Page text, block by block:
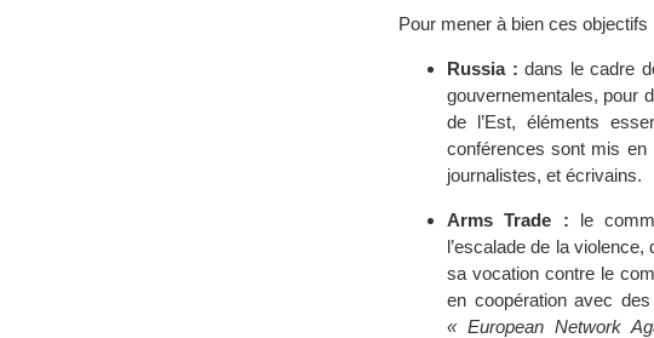
Pour mener à bien ces
Russia : dans le cadre
gouvernementales, pour
de l’Est, éléments
conférences sont mis en
journalistes, et écrivains.
Arms Trade : le
l’escalade de la
sa vocation contre le
en coopération avec
« European Network